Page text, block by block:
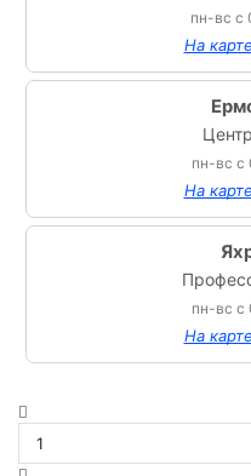
пн-вс с
На карте
пн-вс с
На карте
пн-вс с
На карте
товара
Пиво